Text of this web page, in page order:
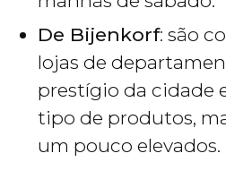
De Bijenkorf: são
lojas de
prestígio da cidade
tipo de produtos,
um pouco elevados.